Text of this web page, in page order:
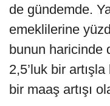
de gündemde.
emeklilerine
bunun haricinde
2,5’luk bir
bir maaş artışı